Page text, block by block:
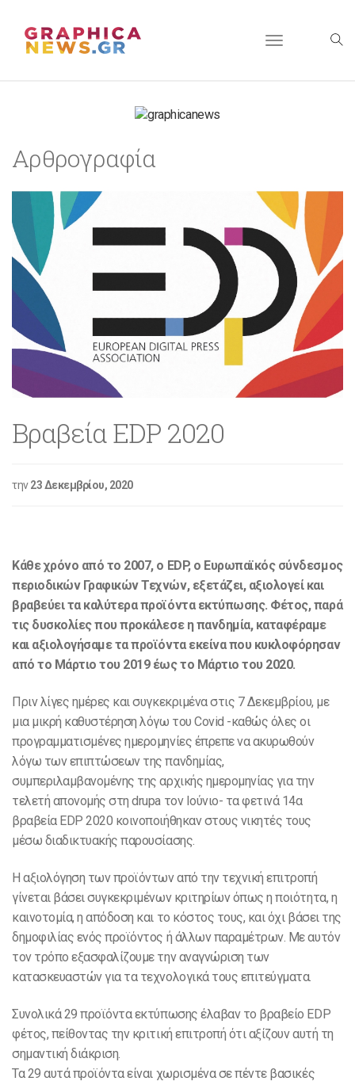
Toggle
Αρθρογραφία
Βραβεία EDP 2020
την23 Δεκεμβρίου, 2020
Κάθε χρόνο από το 2007, ο EDP, ο Ευρωπαϊκός σύνδεσμος
περιοδικών Γραφικών Τεχνών, εξετάζει, αξιολογεί και
βραβεύει τα καλύτερα προϊόντα εκτύπωσης. Φέτος, παρά
τις δυσκολίες που προκάλεσε η πανδημία, καταφέραμε
και αξιολογήσαμε τα προϊόντα εκείνα που κυκλοφόρησαν
από το Μάρτιο του 2019 έως το Μάρτιο του 2020.
Πριν λίγες ημέρες και συγκεκριμένα στις 7 Δεκεμβρίου, με
μια μικρή καθυστέρηση λόγω του Covid -καθώς όλες οι
προγραμματισμένες ημερομηνίες έπρεπε να ακυρωθούν
λόγω των επιπτώσεων της πανδημίας,
συμπεριλαμβανομένης της αρχικής ημερομηνίας για την
τελετή απονομής στη drupa τον Ιούνιο- τα φετινά 14α
βραβεία EDP 2020 κοινοποιήθηκαν στους νικητές τους
μέσω διαδικτυακής παρουσίασης.
Η αξιολόγηση των προϊόντων από την τεχνική επιτροπή
γίνεται βάσει συγκεκριμένων κριτηρίων όπως η ποιότητα, η
καινοτομία, η απόδοση και το κόστος τους, και όχι βάσει της
δημοφιλίας ενός προϊόντος ή άλλων παραμέτρων. Με αυτόν
τον τρόπο εξασφαλίζουμε την αναγνώριση των
κατασκευαστών για τα τεχνολογικά τους επιτεύγματα.
Συνολικά 29 προϊόντα εκτύπωσης έλαβαν το βραβείο EDP
φέτος, πείθοντας την κριτική επιτροπή ότι αξίζουν αυτή τη
σημαντική διάκριση.
Τα 29 αυτά προϊόντα είναι χωρισμένα σε πέντε βασικές